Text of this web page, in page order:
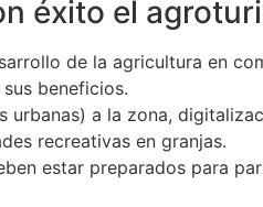
éxito el
de la agricultura en
beneficios.
a la zona,
recreativas en granjas.
estar preparados para